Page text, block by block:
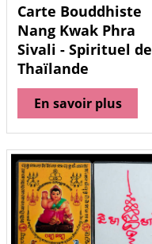
Carte Bouddhiste
Nang Kwak Phra
Sivali - Spirituel de
Thaïlande
En savoir plus